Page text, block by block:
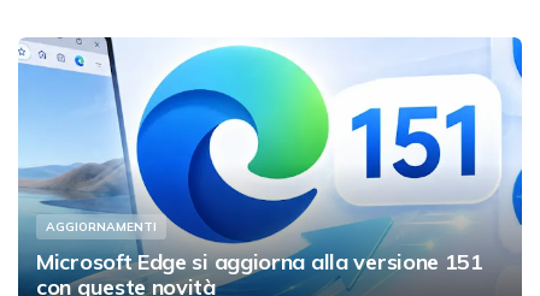
AGGIORNAMENTI
Microsoft Edge si aggiorna alla versione 151
con queste novità